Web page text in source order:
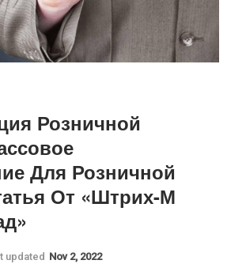
Розничной
Для Розничной
От «Штрих-М
updated Nov 2, 2022